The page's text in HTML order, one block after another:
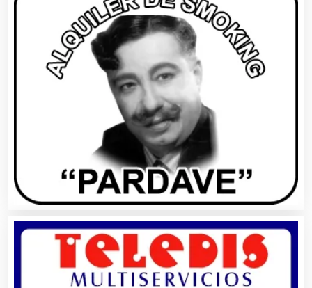
Artículos Deportivos
Artículos Importados
Artículos para el Hogar
Artículos para Regalos
Artículos Personales
Artículos Publicitarios